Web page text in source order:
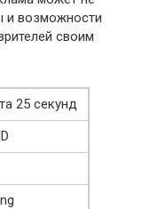
и возможности
своим
25 секунд